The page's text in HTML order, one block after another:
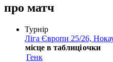
про матч
Турнір
Ліга Європи 25/26,
місце в таблиціочки
Генк